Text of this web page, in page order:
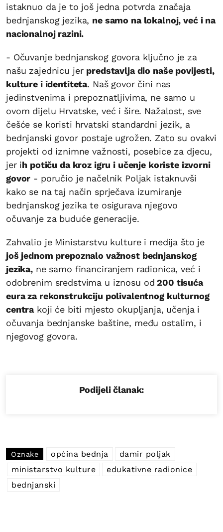
istaknuo da je to još jedna potvrda značaja
bednjanskog jezika, ne samo na lokalnoj, već i na
nacionalnoj razini.
- Očuvanje bednjanskog govora ključno je za
našu zajednicu jer predstavlja dio naše povijesti,
kulture i identiteta. Naš govor čini nas
jedinstvenima i prepoznatljivima, ne samo u
ovom dijelu Hrvatske, već i šire. Nažalost, sve
češće se koristi hrvatski standardni jezik, a
bednjanski govor postaje ugrožen. Zato su ovakvi
projekti od iznimne važnosti, posebice za djecu,
jer ih potiču da kroz igru i učenje koriste izvorni
govor - poručio je načelnik Poljak istaknuvši
kako se na taj način sprječava izumiranje
bednjanskog jezika te osigurava njegovo
očuvanje za buduće generacije.
Zahvalio je Ministarstvu kulture i medija što je
još jednom prepoznalo važnost bednjanskog
jezika, ne samo financiranjem radionica, već i
odobrenim sredstvima u iznosu od 200 tisuća
eura za rekonstrukciju polivalentnog kulturnog
centrakoji će biti mjesto okupljanja, učenja i
očuvanja bednjanske baštine, među ostalim, i
njegovog govora.
Podijeli članak:
Oznake općina bednja
damir poljak
ministarstvo kulture
edukativne radionice
bednjanski